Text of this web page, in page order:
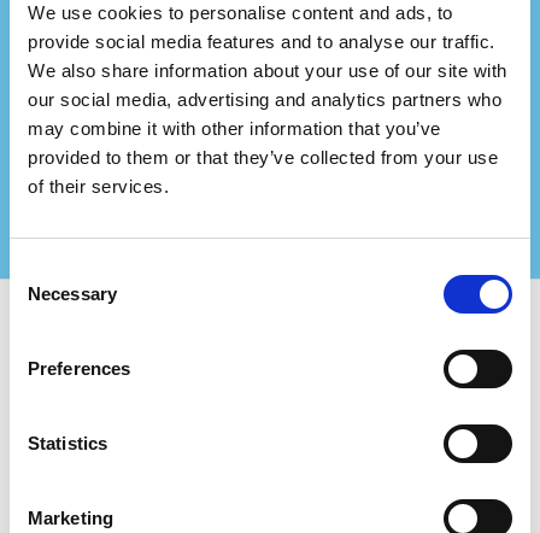
We use cookies to personalise content and ads, to
provide social media features and to analyse our traffic.
We also share information about your use of our site with
our social media, advertising and analytics partners who
may combine it with other information that you’ve
provided to them or that they’ve collected from your use
of their services.
Selection
Necessary
Preferences
Statistics
Marketing
Representa uma empresa
de consultoria?
Faça parceria connosco e crie ainda mais valor
para os seus clientes certificados!
Contacte-nos para mais informações